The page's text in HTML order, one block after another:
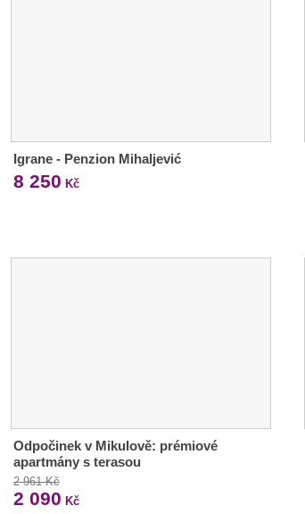
Igrane - Penzion Mihaljević
8 250 Kč
Odpočinek v Mikulově: prémiové
apartmány s terasou
2 961 Kč
2 090 Kč